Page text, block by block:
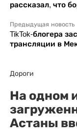
рассказал, что
Предыдущая новость
TikTok-блогера
трансляции в
Дороги
На одном
Астаны